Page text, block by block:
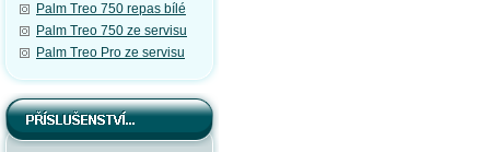
Palm Treo 750 repas bílé
Palm Treo 750 ze servisu
Palm Treo Pro ze servisu